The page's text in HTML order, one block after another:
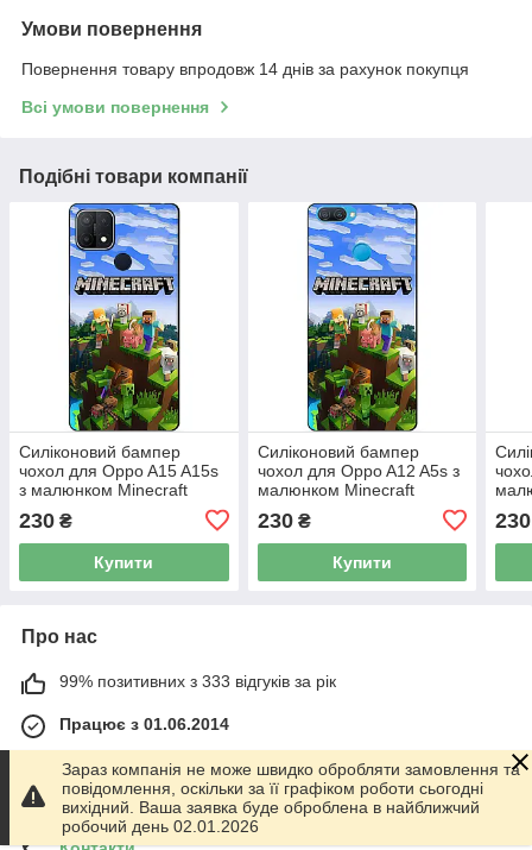
Умови повернення
Повернення товару впродовж 14 днів за рахунок покупця
Всі умови повернення
Подібні товари компанії
Силіконовий бампер
чохол для Oppo A15 A15s
з малюнком Minecraft
230 ₴
Купити
Силіконовий бампер
чохол для Oppo A12 A5s з
малюнком Minecraft
230₴
Купити
230
Про нас
99% позитивних з 333 відгуків за рік
Працює з 01.06.2014
м. Харків
График работы 10.00-17.00. Суббота - Воскресенье
выходной!, Харків, Україна
Зараз компанія не може швидко обробляти замовлення та
повідомлення, оскільки за її графіком роботи сьогодні
вихідний. Ваша заявка буде оброблена в найближчий
робочий день 02.01.2026